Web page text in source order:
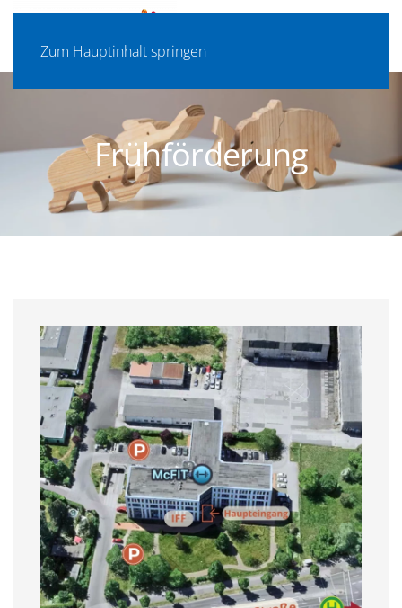
Zum Hauptinhalt springen
Frühförderung